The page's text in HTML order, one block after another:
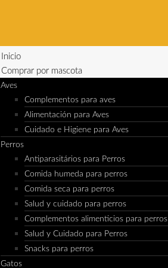
Inicio
Comprar por mascota
Aves
Complementos para aves
Alimentación para Aves
Cuidado e Higiene para Aves
Perros
Antiparasitários para Perros
Comida humeda para perros
Comida seca para perros
Salud y cuidado para perros
Complementos alimenticios para perros
Salud y Cuidado para Perros
Snacks para perros
Gatos